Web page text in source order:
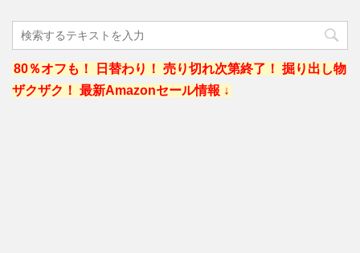
80％オフも！ 日替わり！ 売り切れ次第終了！ 掘り出し物
ザクザク！ 最新Amazonセール情報 ↓